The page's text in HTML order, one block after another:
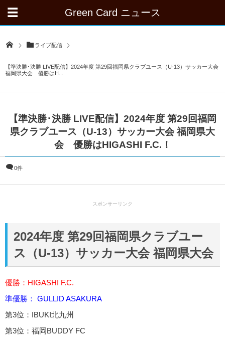
Green Card ニュース
ライブ配信
【準決勝･決勝 LIVE配信】2024年度 第29回福岡県クラブユース（U-13）サッカー大会
福岡県大会 優勝はH...
【準決勝･決勝 LIVE配信】2024年度 第29回福岡
県クラブユース（U-13）サッカー大会 福岡県大
会 優勝はHIGASHI F.C.！
0件
スポンサーリンク
2024年度 第29回福岡県クラブユー
ス（U-13）サッカー大会 福岡県大会
優勝：HIGASHI F.C.
準優勝： GULLID ASAKURA
第3位：IBUKI北九州
第3位：福岡BUDDY FC